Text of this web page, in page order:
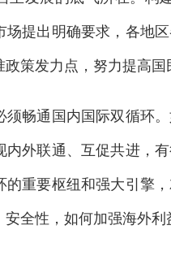
场提出明确要求，各地
政策发力点，努力提高
通国内国际双循环。
内外联通、互促共进，
的重要枢纽和强大引擎
安全性，如何加强海外利